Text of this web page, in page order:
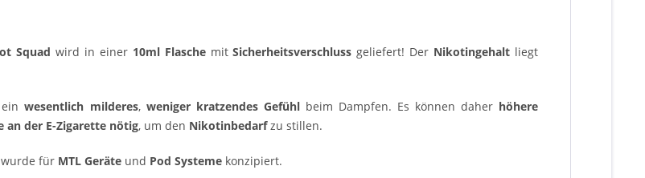
Squad wird in einer 10ml FlaschemitSicherheitsverschluss geliefert! Der Nikotingehalt liegt
einwesentlich milderes, weniger kratzendes Gefühlbeim Dampfen. Es können daher höhere
an der E-Zigarette nötig, um den Nikotinbedarfzu stillen.
für MTL Geräte und Pod Systeme konzipiert.